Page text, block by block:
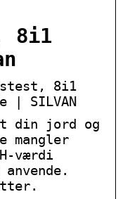
8i1
8i1
| SILVAN
din jord og
mangler
værdi